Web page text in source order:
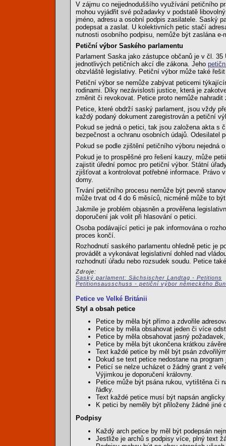
V zájmu co nejjednoduššího využívání petičního
mohou vyjádřit své požadavky v podstatě
jméno, adresu a osobní podpis zasilatele. Saský
podepsat a zaslat. U kolektivních petic stačí
nutnosti osobního podpisu, nemůže být zaslána e-
Petiční výbor Saského parlamentu
Parlament Saska jako zástupce občanů je v čl.
jednotlivých petičních akcí dle zákona. Jeho
obzvláště legislativy. Petiční výbor může také
Petiční výbor se nemůže zabývat peticemi
rodinami. Díky nezávislosti justice, která je
změnit či revokovat. Petice proto nemůže
Petice, které obdrží saský parlament, jsou vždy
každý podaný dokument zaregistrován a petiční
Pokud se jedná o petici, tak jsou založena akta s
bezpečnost a ochranu osobních údajů. Odesilatel
Pokud se podle zjištění petičního výboru nejedná
Pokud je to prospěšné pro řešení kauzy, může
zajistit úřední pomoc pro petiční výbor. Státní
zjišťovat a kontrolovat potřebné informace. Právo
domy.
Trvání petičního procesu nemůže být pevně
může trvat od 4 do 6 měsíců, nicméně může to
Jakmile je problém objasněn a prověřena
doporučení jak volit při hlasování o petici.
Osoba podávající petici je pak informována o
proces končí.
Rozhodnutí saského parlamentu ohledně petic je
provádět a vykonávat legislativní dohled nad
rozhodnutí úřadu nebo rozsudek soudu. Petice
Zdroje:
Saský parlament: Sächsischer Landtag - Petitions
Petitionsausschuss - petiční výbor německého
Petice ve Velké Británii
Styl a obsah petice
Petice by měla být přímo a zdvořile
Petice by měla obsahovat jeden či více
Petice by měla obsahovat jasný
Petice by měla být ukončena krátkou
Text každé petice by měl být psán
Dokud se text petice nedostane na
Peticí se nelze ucházet o žádný grant z
Výjimkou je doporučení královny.
Petice může být psána rukou, vytištěna či
řádky.
Text každé petice musí být napsán
K petici by neměly být přiloženy žádné jiné
Podpisy
Každý arch petice by měl být podepsán
Jestliže je archů s podpisy více, plný text